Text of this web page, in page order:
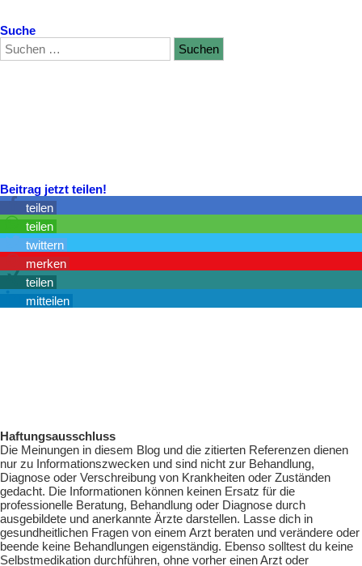
Suche
Beitrag jetzt teilen!
teilen
teilen
twittern
merken
teilen
mitteilen
Haftungsausschluss
Die Meinungen in diesem Blog und die zitierten Referenzen dienen
nur zu Informationszwecken und sind nicht zur Behandlung,
Diagnose oder Verschreibung von Krankheiten oder Zuständen
gedacht. Die Informationen können keinen Ersatz für die
professionelle Beratung, Behandlung oder Diagnose durch
ausgebildete und anerkannte Ärzte darstellen. Lasse dich in
gesundheitlichen Fragen von einem Arzt beraten und verändere oder
beende keine Behandlungen eigenständig. Ebenso solltest du keine
Selbstmedikation durchführen, ohne vorher einen Arzt oder